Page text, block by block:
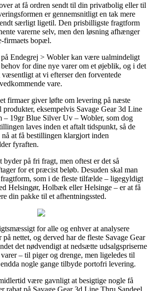
at få ordren sendt til din privatbolig eller til
er gennemsnitligt en tak mere
særligt ligetil. Den prisbilligste fragtform
varerne selv, men den løsning afhænger
firmaets bopæl.
Endegrej > Wobler kan være ualmindeligt
for dine nye varer om et øjeblik, og i det
at vi efterser den forventede
vare.
firmaer giver løfte om levering på næste
produkter, eksempelvis Savage Gear 3d Line
– 19gr Blue Silver Uv – Wobler, som dog
laves inden et aftalt tidspunkt, så de
at få bestillingen klargjort inden
fyraften.
byder på fri fragt, men oftest er det så
for et præcist beløb. Desuden skal man
som i de fleste tilfælde – ligegyldigt
Helsingør, Holbæk eller Helsinge – er at få
din pakke til et afhentningssted.
for alle og enhver at analysere
nettet, og derved har de fleste Savage Gear
det nødvendigt at nedsætte udsalgspriserne
– til piger og drenge, men ligeledes til
nogle gange tilbyde portofri levering.
være gavnligt at besigtige nogle få
rabat på Savage Gear 3d Line Thru Sandeel